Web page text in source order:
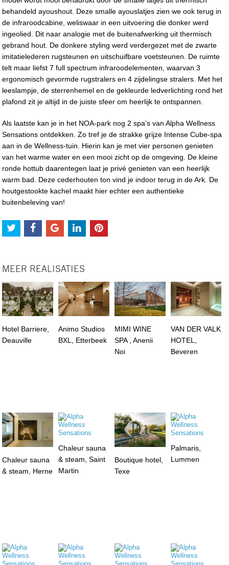
behandeld ayoushout. Deze smalle ayouslatjes zien we ook terug in
de infraroodcabine, weliswaar in een uitvoering die donker werd
ingeolied. Dit naar analogie met de buitenafwerking uit thermisch
gebrand hout. De donkere styling werd verdergezet met de zwarte
imitatielederen rugsteunen en uitschuifbare voetsteunen. De ruimte
telt maar liefst 7 full spectrum infraroodelementen, waarvan 3
ergonomisch gevormde rugstralers en 4 zijdelingse stralers. Met het
leeslampje, de sterrenhemel en de gekleurde ledverlichting rond het
plafond zit je altijd in de juiste sfeer om heerlijk te ontspannen.
Als laatste kan je in het NOA-park nog 2 spa’s van Alpha Wellness
Sensations ontdekken. Zo tref je de strakke grijze Intense Cube-spa
aan in de Wellness-tuin. Hierin kan je met vier personen genieten
van het warme water en een mooi zicht op de omgeving. De kleine
ronde hottub daarentegen laat je privé genieten van een heerlijk
warm bad. Deze cederhouten ton vind je indoor terug in de Ark. De
houtgestookte kachel maakt hier echter een authentieke
buitenbeleving van!
MEER REALISATIES
Hotel Barriere,
Deauville
Animo Studios
BXL, Etterbeek
MIMI WINE
SPA , Anenii
Noi
VAN DER VALK
HOTEL,
Beveren
Chaleur sauna
& steam, Herne
Chaleur sauna
& steam, Saint
Martin
Boutique hotel,
Texe
Palmaris,
Lummen